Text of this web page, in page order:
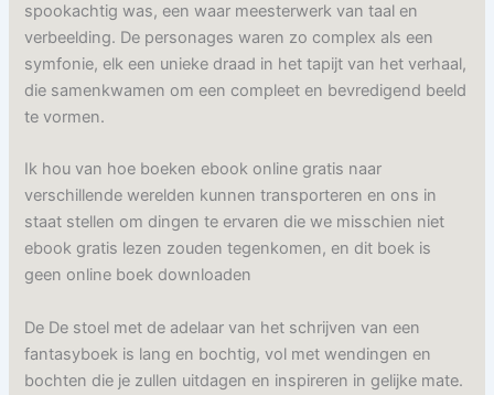
spookachtig was, een waar meesterwerk van taal en
verbeelding. De personages waren zo complex als een
symfonie, elk een unieke draad in het tapijt van het verhaal,
die samenkwamen om een compleet en bevredigend beeld
te vormen.
Ik hou van hoe boeken ebook online gratis naar
verschillende werelden kunnen transporteren en ons in
staat stellen om dingen te ervaren die we misschien niet
ebook gratis lezen zouden tegenkomen, en dit boek is
geen online boek downloaden
De De stoel met de adelaar van het schrijven van een
fantasyboek is lang en bochtig, vol met wendingen en
bochten die je zullen uitdagen en inspireren in gelijke mate.